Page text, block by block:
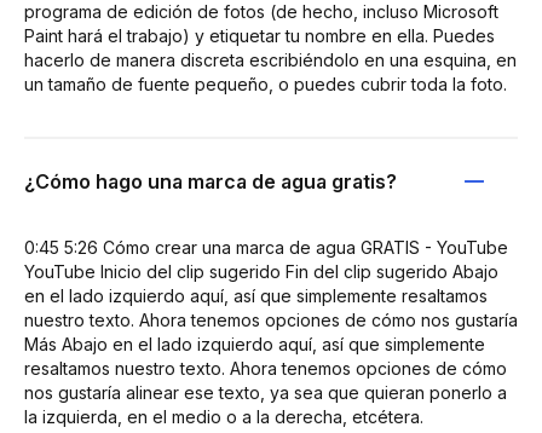
programa de edición de fotos (de hecho, incluso Microsoft
Paint hará el trabajo) y etiquetar tu nombre en ella. Puedes
hacerlo de manera discreta escribiéndolo en una esquina, en
un tamaño de fuente pequeño, o puedes cubrir toda la foto.
¿Cómo hago una marca de agua gratis?
0:45 5:26 Cómo crear una marca de agua GRATIS - YouTube
YouTube Inicio del clip sugerido Fin del clip sugerido Abajo
en el lado izquierdo aquí, así que simplemente resaltamos
nuestro texto. Ahora tenemos opciones de cómo nos gustaría
Más Abajo en el lado izquierdo aquí, así que simplemente
resaltamos nuestro texto. Ahora tenemos opciones de cómo
nos gustaría alinear ese texto, ya sea que quieran ponerlo a
la izquierda, en el medio o a la derecha, etcétera.